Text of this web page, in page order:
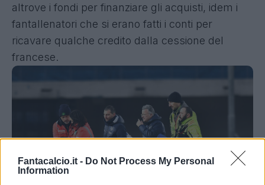
Fantacalcio.it - Do Not Process My Personal
Information
altrove i fondi per finanziare gli acquisti, idem i
fantallenatori che si erano fatti i conti per
ricavare qualche credito dalla cessione del
francese.